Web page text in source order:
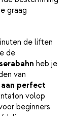
graag
de liften
de
heb je
van
perfect
volop
beginners